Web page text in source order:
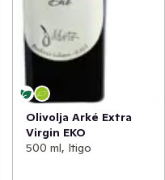
Olivolja Arké Extra
Virgin EKO
500 ml, Itigo